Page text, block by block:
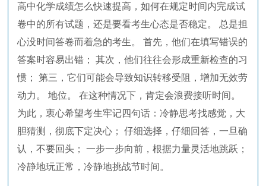
高中化学成绩怎么快速提高，如何在规定时间内完成试
卷中的所有试题，还是要看考生心态是否稳定。 总是担
心没时间答卷而着急的考生。 首先，他们在填写错误的
答案时容易出错； 其次，他们往往会形成重新检查的习
惯； 第三，它们可能会导致知识转移受阻，增加无效劳
动力。 地位。 在这种情况下，肯定会浪费接听时间。
为此，衷心希望考生牢记四句话：冷静思考找感觉，大
胆猜测，彻底下定决心； 仔细选择，仔细回答，一旦确
认，不要回头； 一步一步向前，根据力量灵活地跳跃；
冷静地玩正常，冷静地挑战节时间。